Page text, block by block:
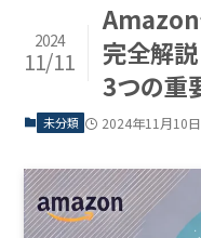
Amazon
完全解
3つの重
2024
11/11
未分類 2024年11月10日